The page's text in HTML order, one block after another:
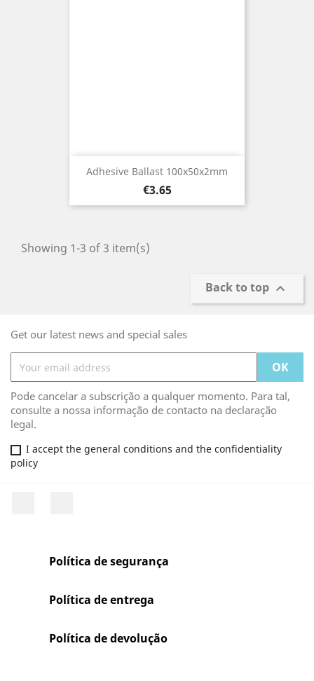
Adhesive Ballast 100x50x2mm
Price
€3.65
Showing 1-3 of 3 item(s)
Back to top 
Get our latest news and special sales
Pode cancelar a subscrição a qualquer momento. Para tal,
consulte a nossa informação de contacto na declaração
legal.
I accept the general conditions and the confidentiality
policy
Política de segurança
Política de entrega
Política de devolução